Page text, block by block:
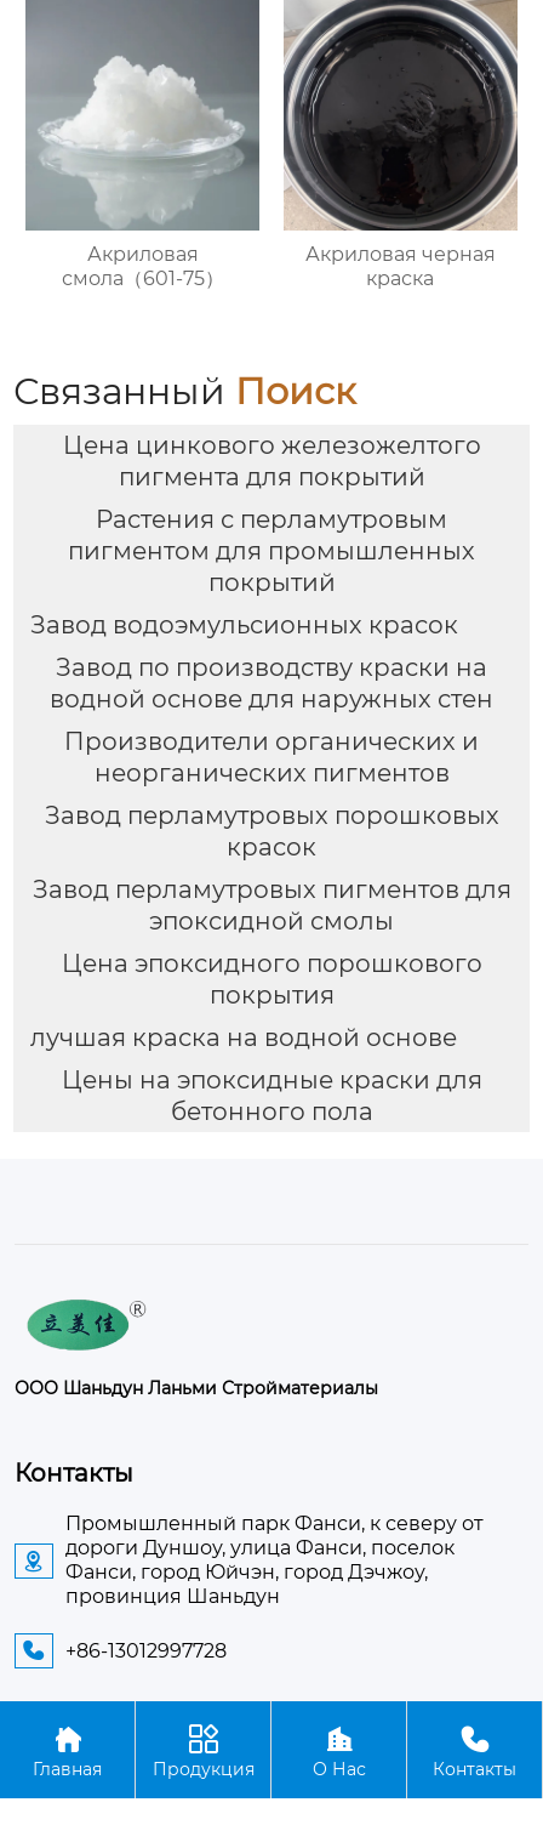
Акриловая
смола（601-75）
Акриловая черная
краска
Связанный Поиск
Цена цинкового железожелтого
пигмента для покрытий
Растения с перламутровым
пигментом для промышленных
покрытий
Завод водоэмульсионных красок
Завод по производству краски на
водной основе для наружных стен
Производители органических и
неорганических пигментов
Завод перламутровых порошковых
красок
Завод перламутровых пигментов для
эпоксидной смолы
Цена эпоксидного порошкового
покрытия
лучшая краска на водной основе
Цены на эпоксидные краски для
бетонного пола
ООО Шаньдун Ланьми Стройматериалы
Контакты

Промышленный парк Фанси, к северу от
дороги Дуншоу, улица Фанси, поселок
Фанси, город Юйчэн, город Дэчжоу,
провинция Шаньдун
 +86-13012997728
Авторское право©ООО Шаньдун Ланьми
Стройматериалы

Главная

Продукция

О Нас

Контакты